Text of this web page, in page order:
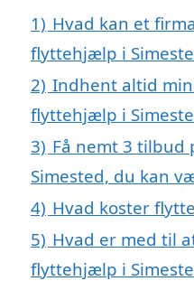
1) Hvad kan et
flyttehjælp i
2) Indhent altid
flyttehjælp i
3) Få nemt 3
Simested, du kan
4) Hvad koster
5) Hvad er med til
flyttehjælp i